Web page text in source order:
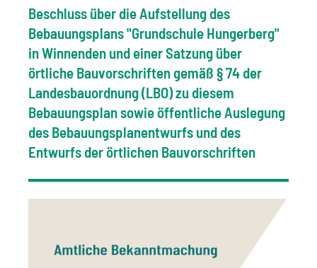
Beschluss über die Aufstellung des
Bebauungsplans "Grundschule Hungerberg"
in Winnenden und einer Satzung über
örtliche Bauvorschriften gemäß § 74 der
Landesbauordnung (LBO) zu diesem
Bebauungsplan sowie öffentliche Auslegung
des Bebauungsplanentwurfs und des
Entwurfs der örtlichen Bauvorschriften